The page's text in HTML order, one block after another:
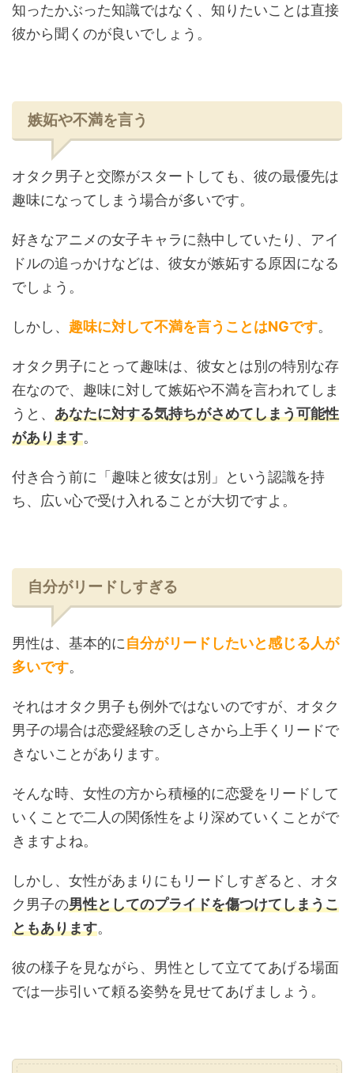
知ったかぶった知識ではなく、知りたいことは直接
彼から聞くのが良いでしょう。
嫉妬や不満を言う
オタク男子と交際がスタートしても、彼の最優先は
趣味になってしまう場合が多いです。
好きなアニメの女子キャラに熱中していたり、アイ
ドルの追っかけなどは、彼女が嫉妬する原因になる
でしょう。
しかし、 趣味に対して不満を言うことはNGです。
オタク男子にとって趣味は、彼女とは別の特別な存
在なので、趣味に対して嫉妬や不満を言われてしま
うと、 あなたに対する気持ちがさめてしまう可能性
があります。
付き合う前に「趣味と彼女は別」という認識を持
ち、広い心で受け入れることが大切ですよ。
自分がリードしすぎる
男性は、基本的に自分がリードしたいと感じる人が
多いです。
それはオタク男子も例外ではないのですが、オタク
男子の場合は恋愛経験の乏しさから上手くリードで
きないことがあります。
そんな時、女性の方から積極的に恋愛をリードして
いくことで二人の関係性をより深めていくことがで
きますよね。
しかし、女性があまりにもリードしすぎると、オタ
ク男子の男性としてのプライドを傷つけてしまうこ
ともあります。
彼の様子を見ながら、男性として立ててあげる場面
では一歩引いて頼る姿勢を見せてあげましょう。